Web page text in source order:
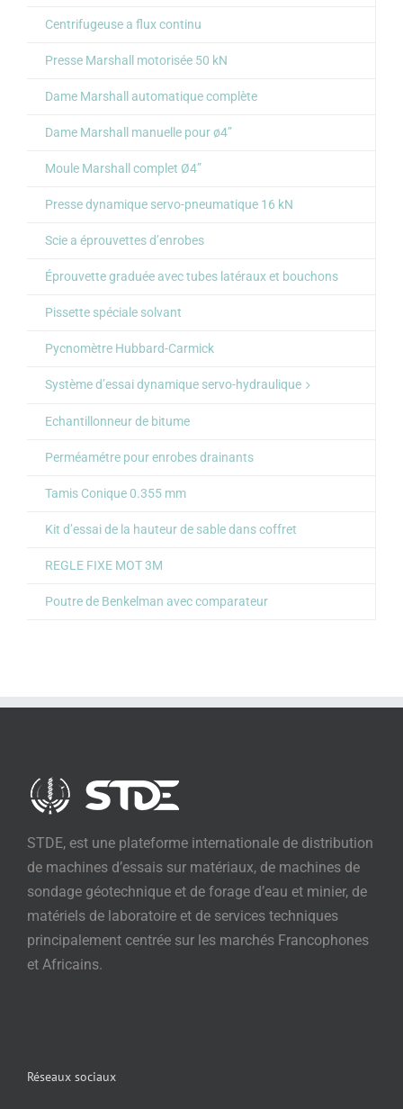
Centrifugeuse a flux continu
Presse Marshall motorisée 50 kN
Dame Marshall automatique complète
Dame Marshall manuelle pour ø4”
Moule Marshall complet Ø4”
Presse dynamique servo-pneumatique 16 kN
Scie a éprouvettes d’enrobes
Éprouvette graduée avec tubes latéraux et bouchons
Pissette spéciale solvant
Pycnomètre Hubbard-Carmick
Système d’essai dynamique servo-hydraulique
Echantillonneur de bitume
Perméamétre pour enrobes drainants
Tamis Conique 0.355 mm
Kit d’essai de la hauteur de sable dans coffret
REGLE FIXE MOT 3M
Poutre de Benkelman avec comparateur
STDE, est une plateforme internationale de distribution
de machines d’essais sur matériaux, de machines de
sondage géotechnique et de forage d’eau et minier, de
matériels de laboratoire et de services techniques
principalement centrée sur les marchés Francophones
et Africains.
Réseaux sociaux